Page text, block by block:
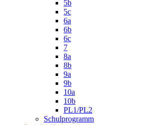
5b
5c
6a
6b
6c
7
8a
8b
9a
9b
10a
10b
PL1/PL2
Schulprogramm